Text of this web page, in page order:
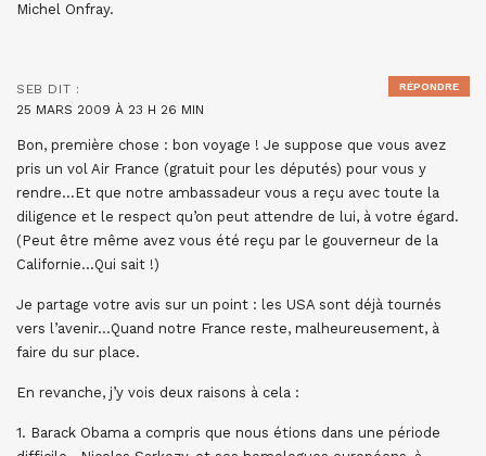
Michel Onfray.
SEB DIT :
25 MARS 2009 À 23 H 26 MIN
Bon, première chose : bon voyage ! Je suppose que vous avez
pris un vol Air France (gratuit pour les députés) pour vous y
rendre…Et que notre ambassadeur vous a reçu avec toute la
diligence et le respect qu’on peut attendre de lui, à votre égard.
(Peut être même avez vous été reçu par le gouverneur de la
Californie…Qui sait !)
Je partage votre avis sur un point : les USA sont déjà tournés
vers l’avenir…Quand notre France reste, malheureusement, à
faire du sur place.
En revanche, j’y vois deux raisons à cela :
1. Barack Obama a compris que nous étions dans une période
RÉPONDRE